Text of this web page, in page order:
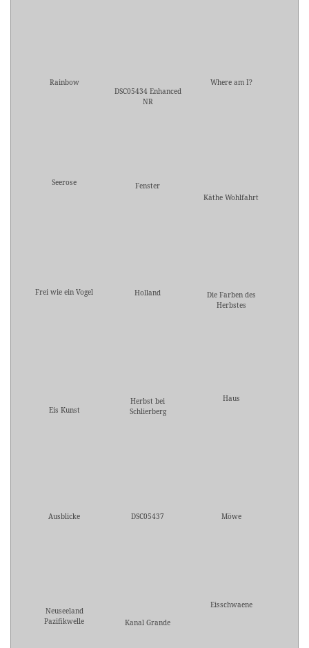
Rainbow
DSC05434 Enhanced
NR
Where am I?
Seerose
Fenster
Käthe Wohlfahrt
Frei wie ein Vogel Holland
Die Farben des
Herbstes
Eis Kunst
Herbst bei
Schlierberg
Haus
Ausblicke DSC05437 Möwe
Neuseeland
Pazifikwelle
Kanal Grande
Eisschwaene